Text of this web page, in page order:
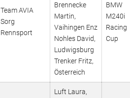
Team AVIA
Sorg
Rennsport
Brennecke
Martin,
Vaihingen Enz
Nohles David,
Ludwigsburg
Trenker Fritz,
Österreich
BMW
M240i
Racing
Cup
Luft Laura,